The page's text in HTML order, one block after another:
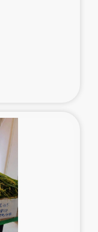
家生産支援
緊急支援
の生計支援
栄養改善事業